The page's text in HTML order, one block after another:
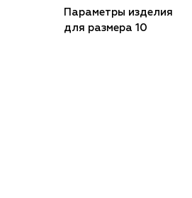
Параметры изделия
для размера 10